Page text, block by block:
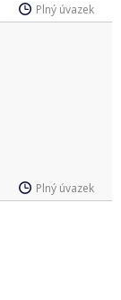
Plný úvazek
Plný úvazek